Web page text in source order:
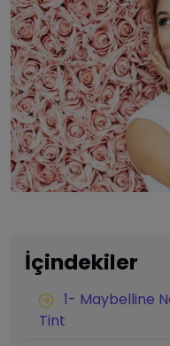
İçindekiler
1- Maybelline
Tint